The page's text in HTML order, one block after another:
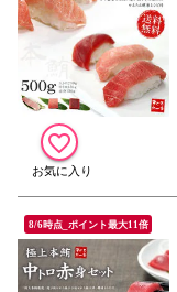
8/6時点_ポイント最大11倍